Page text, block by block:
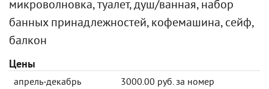
микроволновка, туалет, душ/ванная, набор
банных принадлежностей, кофемашина, сейф,
балкон
Цены
апрель-декабрь
3000.00 руб. за номер